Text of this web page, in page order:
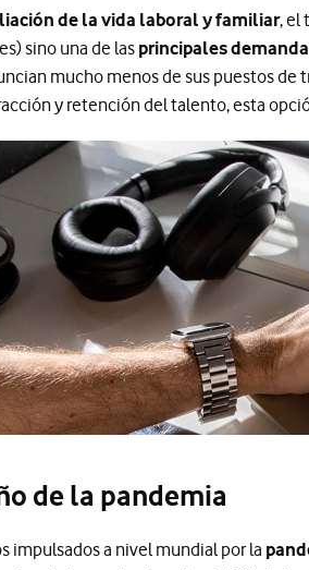
negociode la vida laboral y familiar, el
sino una de las principales
mucho menos de sus puestos de
y retención del talento, esta
de la pandemia
impulsados a nivel mundial por la